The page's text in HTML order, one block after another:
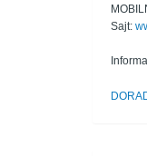
Sajt: